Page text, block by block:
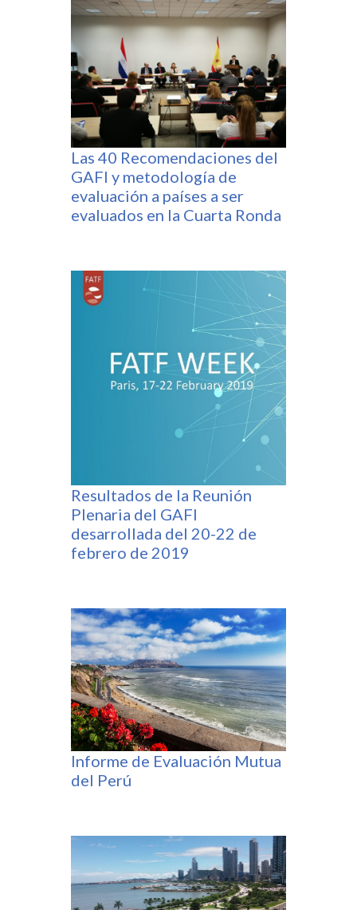
Las 40 Recomendaciones del
GAFI y metodología de
evaluación a países a ser
evaluados en la Cuarta Ronda
Resultados de la Reunión
Plenaria del GAFI
desarrollada del 20-22 de
febrero de 2019
Informe de Evaluación Mutua
del Perú